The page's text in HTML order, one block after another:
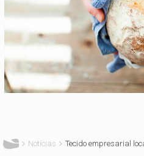
Notícias Tecido empresarial